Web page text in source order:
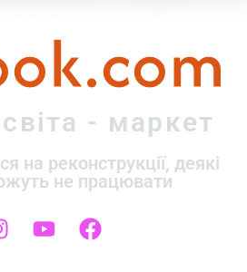
- маркет
на реконструкції, деякі
не працювати